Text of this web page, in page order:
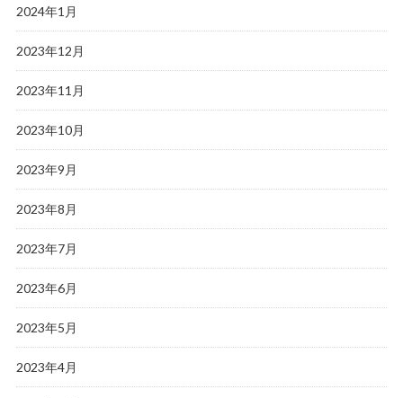
2024年1月
2023年12月
2023年11月
2023年10月
2023年9月
2023年8月
2023年7月
2023年6月
2023年5月
2023年4月